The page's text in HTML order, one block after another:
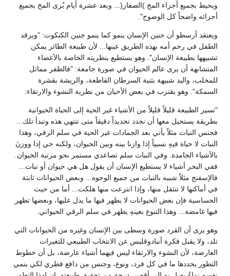
ويحيط بجميع أجزاء المخ )الصفار(... وبعد عشرة أيام يُرى المخ بجميع
أجزائه واضحاً كل الوضوح".
ويعتقد أرسطو أن جنين الإنسان ينمو كما ينمو جنين الكتكوت: "ويرقد
الطفل في رحم أمه بهذه الطريق عينها... لأن طبيعة الطائر يمكن
تشبيهها بطبيعة الإنسان". وهو يستطيع بنظريته الخاصة بالأعضاء
المتشابهة أن يرى عالم الحيوان في صورة جامعة: "فالظفر مماثل
للمخلب، واليد شبيهة بثنية السرطان القاطعة، والريشة بقشرة
السمكة". وهو يقترب في بعض الأحيان من نظرية النشوء والارتقاء:
"تسير الطبيعة قليلاً قليلاً من الأشياء غير الحية إلى الحياة الحيوانية
بطريقة يستحيل معها أن نحدد تحديداً دقيقاً متى تنتهي هذه وتبدأ تلك...
فجنس النبات مثلاً يأتي بعد الجمادات غير الحية في سلم الرقي، وهذا
النبات لا حياة فيهِ نسبياً إذا وازنا بينه وبين الحيوان، ولكنه حي إذا ووزنَ
بالأشياء الجامدة. وفي النبات سلم تصاعدي مستمر نحو مرتبة الحيوان.
ففي البحر أشياء لا يستطيع الإنسان أن يقول هل هي حيوان أو نبات...
فالإسفنج مثلاً شبيه بالنبات من جميع الوجوه... وبعض الحيوانات ثابتة
في أماكنها لا تنتقل منها، وإذا انتزعت منها هلكت... أما من حيث
الحساسية فإن بعض الحيوانات لا يظهر فيها ما يدل عليها، وبعضها تظهر
فيها غامضة... وهذا التنوع بعينهِ يظهر في سلم الرقي الحيواني.
وهو يرى أن القرد صورة وسطى بين الإنسان وغيره من الحيوانات التي
تلد، ولا يقبل فكرة أنبادوقليس عن الانتخاب الطبيعي للتغيرات
العارضة، لأن النشوء والارتقاء ليس فيهما أشياء عارضة، بل أن خطوط
التطور يحددها ما في كل فرد، ونوع، وجنس من دافع فطري لكي ينمي